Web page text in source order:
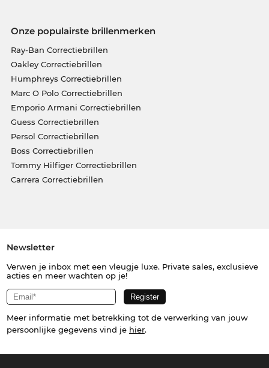
Onze populairste brillenmerken
Ray-Ban Correctiebrillen
Oakley Correctiebrillen
Humphreys Correctiebrillen
Marc O Polo Correctiebrillen
Emporio Armani Correctiebrillen
Guess Correctiebrillen
Persol Correctiebrillen
Boss Correctiebrillen
Tommy Hilfiger Correctiebrillen
Carrera Correctiebrillen
Newsletter
Verwen je inbox met een vleugje luxe. Private sales, exclusieve
acties en meer wachten op je!
Meer informatie met betrekking tot de verwerking van jouw
persoonlijke gegevens vind je hier.